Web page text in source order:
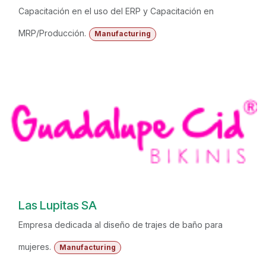
Capacitación en el uso del ERP y Capacitación en
MRP/Producción. Manufacturing
Las Lupitas SA
Empresa dedicada al diseño de trajes de baño para
mujeres. Manufacturing